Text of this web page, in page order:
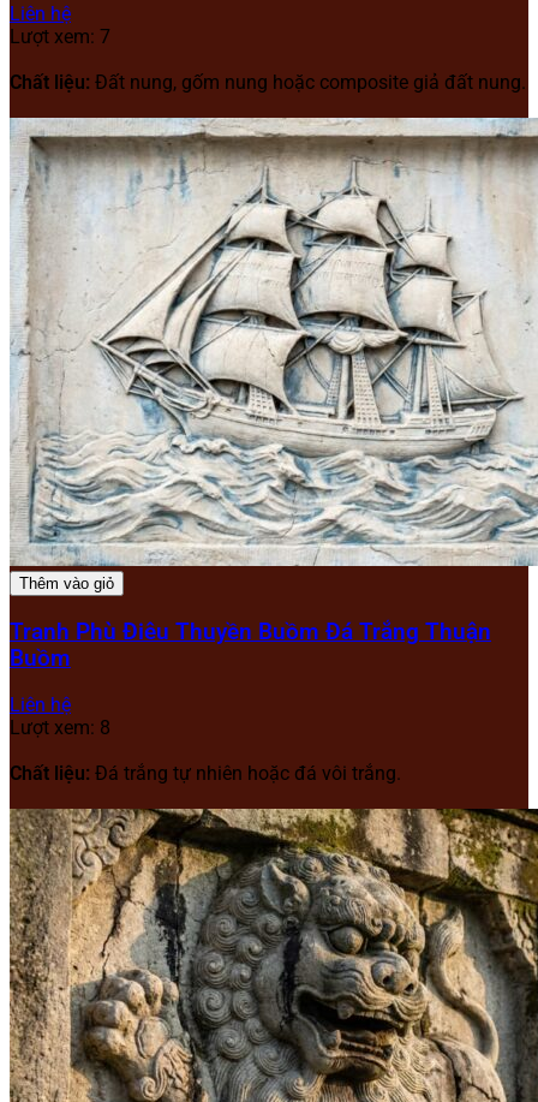
Liên hệ
Lượt xem: 7
Chất liệu: Đất nung, gốm nung hoặc composite giả đất nung.
Thêm vào giỏ
Tranh Phù Điêu Thuyền Buồm Đá Trắng Thuận
Buồm
Liên hệ
Lượt xem: 8
Chất liệu: Đá trắng tự nhiên hoặc đá vôi trắng.